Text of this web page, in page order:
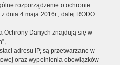
rozporządzenie o ochronie
dnia 4 maja 2016r., dalej RODO
Ochrony Danych znajdują się w
adresu IP, są przetwarzane w
oraz wypełnienia obowiązków